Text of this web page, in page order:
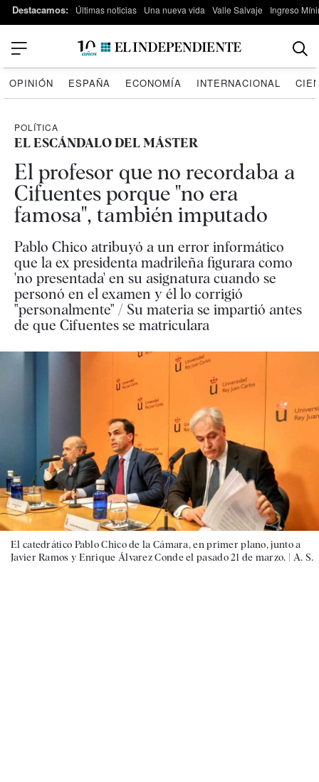
Destacamos: Últimas noticias Una nueva vida Valle Salvaje Ingreso
OPINIÓN ESPAÑA ECONOMÍA INTERNACIONAL
POLÍTICA
EL ESCÁNDALO DEL MÁSTER
El profesor que no recordaba a
Cifuentes porque "no era
famosa", también imputado
Pablo Chico atribuyó a un error informático
que la ex presidenta madrileña figurara como
'no presentada' en su asignatura cuando se
personó en el examen y él lo corrigió
"personalmente" / Su materia se impartió antes
de que Cifuentes se matriculara
El catedrático Pablo Chico de la Cámara, en primer plano, junto a
Javier Ramos y Enrique Álvarez Conde el pasado 21 de marzo. | A. S.